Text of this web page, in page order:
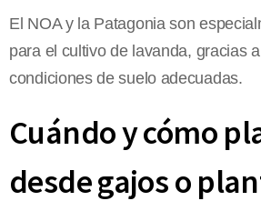
El NOA y la Patagonia son
para el cultivo de lavanda, gracias
condiciones de suelo adecuadas.
Cuándo y cómo
desde gajos o